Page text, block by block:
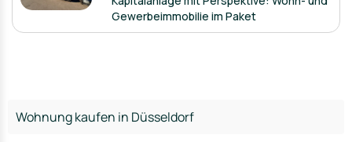
Gewerbeimmobilie im Paket
Wohnung kaufen in Düsseldorf